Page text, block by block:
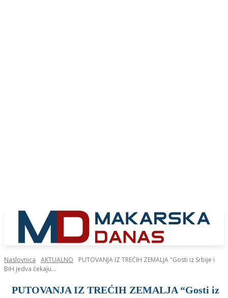
Naslovnica AKTUALNO
PUTOVANJA IZ TREĆIH ZEMALJA "Gosti iz Srbije i
BiH jedva čekaju...
PUTOVANJA IZ TREĆIH ZEMALJA “Gosti iz